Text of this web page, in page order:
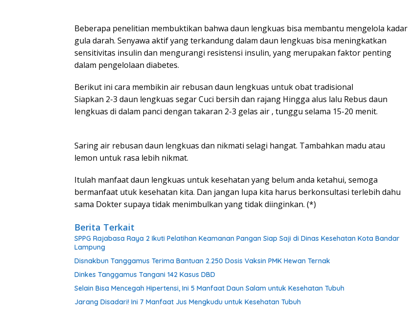
Beberapa penelitian membuktikan bahwa daun lengkuas bisa membantu mengelola kadar
gula darah. Senyawa aktif yang terkandung dalam daun lengkuas bisa meningkatkan
sensitivitas insulin dan mengurangi resistensi insulin, yang merupakan faktor penting
dalam pengelolaan diabetes.
Berikut ini cara membikin air rebusan daun lengkuas untuk obat tradisional
Siapkan 2-3 daun lengkuas segar Cuci bersih dan rajang Hingga alus lalu Rebus daun
lengkuas di dalam panci dengan takaran 2-3 gelas air , tunggu selama 15-20 menit.
Saring air rebusan daun lengkuas dan nikmati selagi hangat. Tambahkan madu atau
lemon untuk rasa lebih nikmat.
Itulah manfaat daun lengkuas untuk kesehatan yang belum anda ketahui, semoga
bermanfaat utuk kesehatan kita. Dan jangan lupa kita harus berkonsultasi terlebih dahu
sama Dokter supaya tidak menimbulkan yang tidak diinginkan. (*)
Berita Terkait
SPPG Rajabasa Raya 2 Ikuti Pelatihan Keamanan Pangan Siap Saji di Dinas Kesehatan Kota Bandar
Lampung
Disnakbun Tanggamus Terima Bantuan 2.250 Dosis Vaksin PMK Hewan Ternak
Dinkes Tanggamus Tangani 142 Kasus DBD
Selain Bisa Mencegah Hipertensi, Ini 5 Manfaat Daun Salam untuk Kesehatan Tubuh
Jarang Disadari! Ini 7 Manfaat Jus Mengkudu untuk Kesehatan Tubuh